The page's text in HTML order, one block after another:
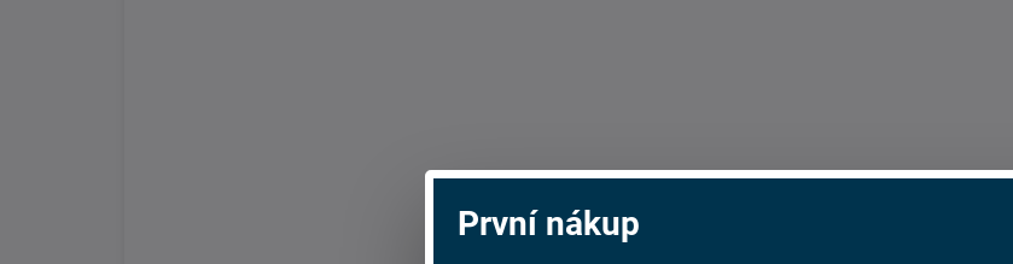
První nákup